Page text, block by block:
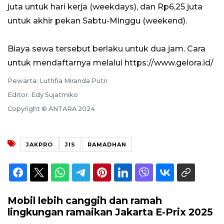
juta untuk hari kerja (weekdays), dan Rp6,25 juta
untuk akhir pekan Sabtu-Minggu (weekend).
Biaya sewa tersebut berlaku untuk dua jam. Cara
untuk mendaftarnya melalui https://www.gelora.id/
Pewarta: Luthfia Miranda Putri
Editor: Edy Sujatmiko
Copyright © ANTARA 2024
JAKPRO JIS RAMADHAN
Mobil lebih canggih dan ramah
lingkungan ramaikan Jakarta E-Prix 2025